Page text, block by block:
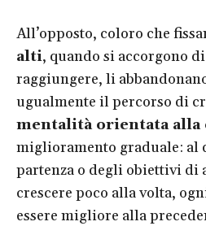
All’opposto, coloro che
alti, quando si accorgono
raggiungere, li
ugualmente il percorso di
mentalità orientata alla
miglioramento graduale: al
partenza o degli obiettivi di
crescere poco alla volta,
essere migliore alla